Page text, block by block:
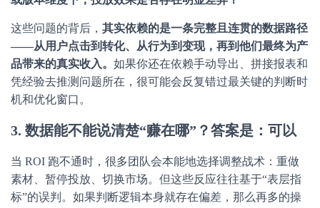
这些问题的背后， 其实依赖的是一条完整且连贯的数据路径
——从用户点击到转化、从行为到变现，再到他们最终为产
品带来的真实收入。 如果你还在依赖手动导出、拼接报表和
凭经验去推测问题所在，很可能会反复错过最关键的判断时
机和优化窗口。
3. 数据能不能说清楚“赚在哪”？答案是：可以
当 ROI 跑不通时，很多团队会本能地选择调整战术：重做
素材、暂停投放、切换市场。但这些反应往往基于“表层指
标”的误判。如果判断逻辑本身就存在偏差，那么再多的操